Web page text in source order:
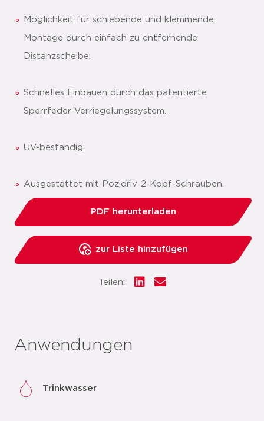
Möglichkeit für schiebende und klemmende
Montage durch einfach zu entfernende
Distanzscheibe.
Schnelles Einbauen durch das patentierte
Sperrfeder-Verriegelungssystem.
UV-beständig.
Ausgestattet mit Pozidriv-2-Kopf-Schrauben.
PDF herunterladen
zur Liste hinzufügen
Teilen:
Anwendungen
Trinkwasser